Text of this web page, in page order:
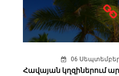
06
Հավայան կղզիներում